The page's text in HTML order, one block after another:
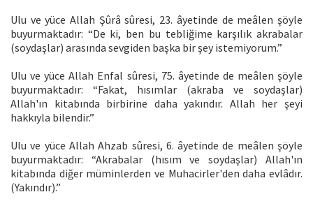
Ulu ve yüce Allah Şûrâ sûresi, 23. âyetinde de meâlen şöyle
buyurmaktadır: “De ki, ben bu tebliğime karşılık akrabalar
(soydaşlar) arasında sevgiden başka bir şey istemiyorum.”
Ulu ve yüce Allah Enfal sûresi, 75. âyetinde de meâlen şöyle
buyurmaktadır: “Fakat, hısımlar (akraba ve soydaşlar)
Allah'ın kitabında birbirine daha yakındır. Allah her şeyi
hakkıyla bilendir.”
Ulu ve yüce Allah Ahzab sûresi, 6. âyetinde de meâlen şöyle
buyurmaktadır: “Akrabalar (hısım ve soydaşlar) Allah'ın
kitabında diğer müminlerden ve Muhacirler'den daha evlâdır.
(Yakındır).”